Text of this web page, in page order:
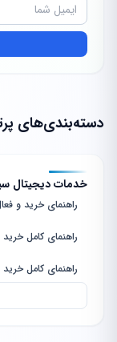
دسته‌بندی‌های
خدمات دیجیتال
راهنمای خرید و
راهنمای کامل خرید و
راهنمای کامل خرید